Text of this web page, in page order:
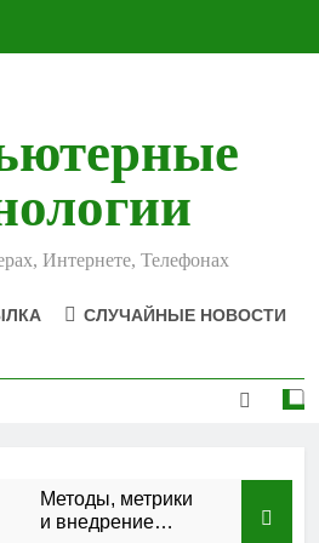
Интернете, Телефонах
СЛУЧАЙНЫЕ НОВОСТИ
Методы, метрики
и внедрение